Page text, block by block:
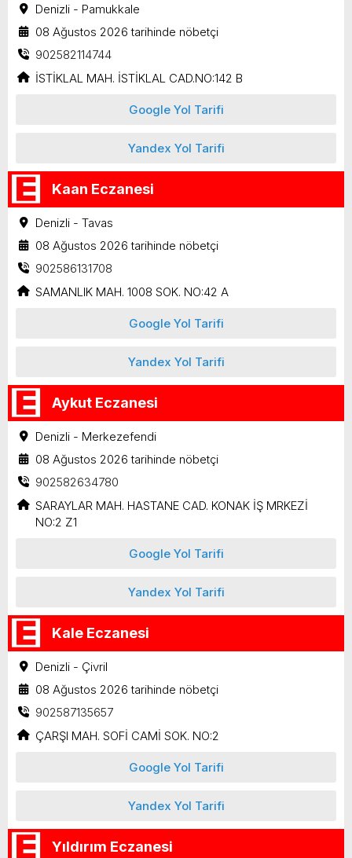
Denizli - Pamukkale
08 Ağustos 2026 tarihinde nöbetçi
902582114744
İSTİKLAL MAH. İSTİKLAL CAD.NO:142 B
Google Yol Tarifi
Yandex Yol Tarifi
Kaan Eczanesi
Denizli - Tavas
08 Ağustos 2026 tarihinde nöbetçi
902586131708
SAMANLIK MAH. 1008 SOK. NO:42 A
Google Yol Tarifi
Yandex Yol Tarifi
Aykut Eczanesi
Denizli - Merkezefendi
08 Ağustos 2026 tarihinde nöbetçi
902582634780
SARAYLAR MAH. HASTANE CAD. KONAK İŞ MRKEZİ
NO:2 Z1
Google Yol Tarifi
Yandex Yol Tarifi
Kale Eczanesi
Denizli - Çivril
08 Ağustos 2026 tarihinde nöbetçi
902587135657
ÇARŞI MAH. SOFİ CAMİ SOK. NO:2
Google Yol Tarifi
Yandex Yol Tarifi
Yıldırım Eczanesi